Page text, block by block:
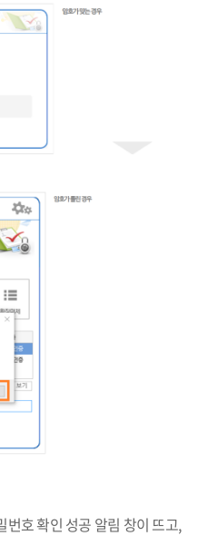
번호 확인 성공 알림 창이 뜨고,